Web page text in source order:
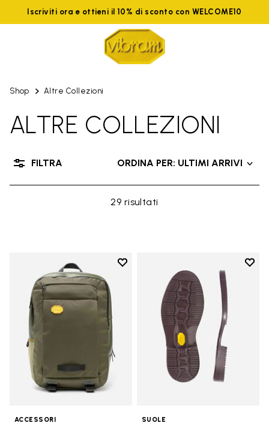
Iscriviti ora e ottieni il 10% di sconto con WELCOME10
Shop Altre Collezioni
ALTRE COLLEZIONI
29 risultati
ORDINA PER: ULTIMI ARRIVI
FILTRA
Add to wishlist
Add to wishlist Zaino
ACCESSORI
Add
SUOLE